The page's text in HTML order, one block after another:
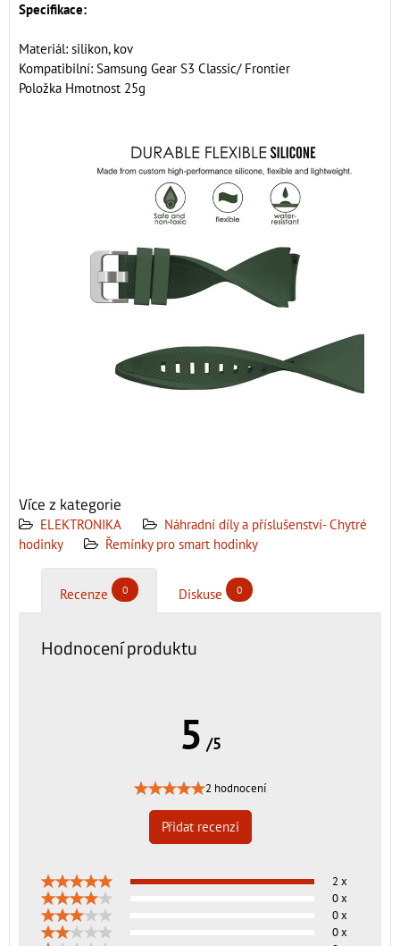
Specifikace:
Materiál: silikon, kov
Kompatibilní: Samsung Gear S3 Classic/ Frontier
Položka Hmotnost 25g
Více z kategorie
ELEKTRONIKA
Náhradní díly a příslušenství- Chytré
hodinky
Řemínky pro smart hodinky
Recenze 0 Diskuse 0
Hodnocení produktu
5 /5
2 hodnocení
Přidat recenzi
2 x
0 x
0 x
0 x